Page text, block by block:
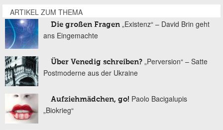
ARTIKEL ZUM THEMA
Die großen Fragen „Existenz“ – David Brin geht
ans Eingemachte
Über Venedig schreiben? „Perversion“ – Satte
Postmoderne aus der Ukraine
Aufziehmädchen, go! Paolo Bacigalupis
„Biokrieg“